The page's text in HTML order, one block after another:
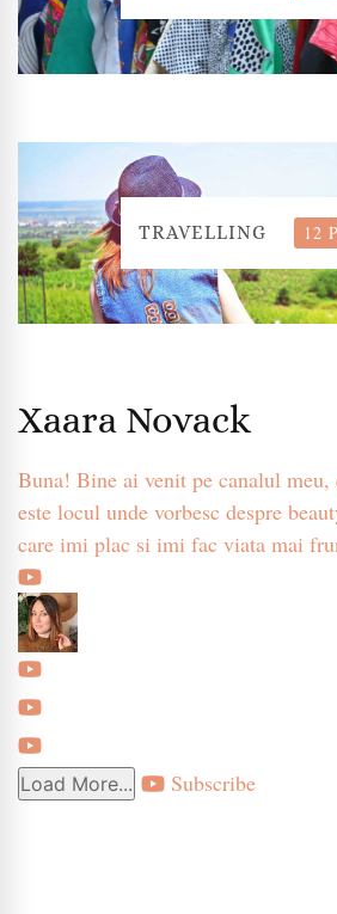
TRAVELLING 12
Xaara Novack
Buna! Bine ai venit pe canalul
este locul unde vorbesc despre
care imi plac si imi fac viata mai
Load More... Subscribe